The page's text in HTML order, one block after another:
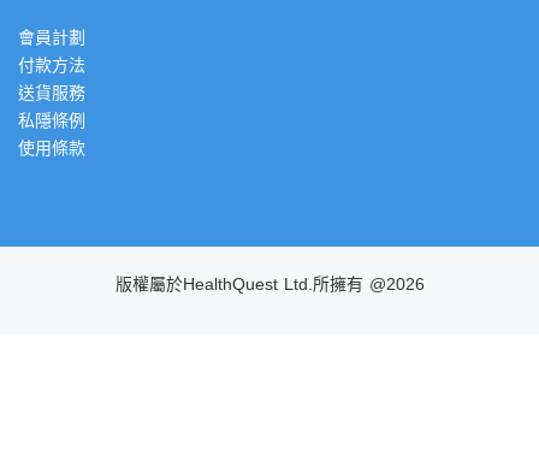
會員計劃
付款方法
送貨服務
私隱條例
使用條款
版權屬於HealthQuest Ltd.所擁有 @2026